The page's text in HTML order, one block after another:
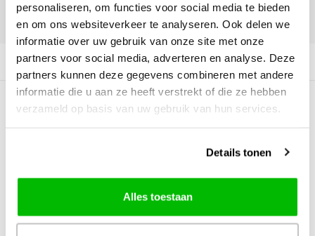
personaliseren, om functies voor social media te bieden
en om ons websiteverkeer te analyseren. Ook delen we
informatie over uw gebruik van onze site met onze
partners voor social media, adverteren en analyse. Deze
partners kunnen deze gegevens combineren met andere
informatie die u aan ze heeft verstrekt of die ze hebben
verzameld op basis van uw gebruik van hun services.
Details tonen
Alles toestaan
DELEN:
Productomschrijving
0STERREN OP BASIS VAN0